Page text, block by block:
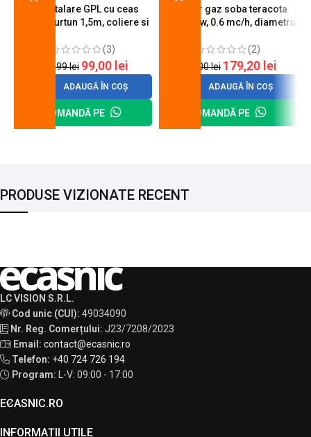
Kit instalare GPL cu ceas
butelie, furtun 1,5m, coliere si
(3)
120,99lei 99,00 lei
ADAUGĂ ÎN COȘ
COMANDĂ PE
Arzator gaz soba teracota
A600, 6 kw, 0.6 mc/h, diametru
(2)
200,00lei 179,20 lei
ADAUGĂ ÎN COȘ
COMANDĂ PE
PRODUSE VIZIONATE RECENT
LC VISION S.R.L.
Cod unic (CUI): 49034090
Nr. Reg. Comerțului: J23/7208/2023
Email: contact@ecasnic.ro
Telefon: +40 724 726 194
Program:
L-V: 09:00 - 17:00
ECASNIC.RO
INFORMAȚII UTILE